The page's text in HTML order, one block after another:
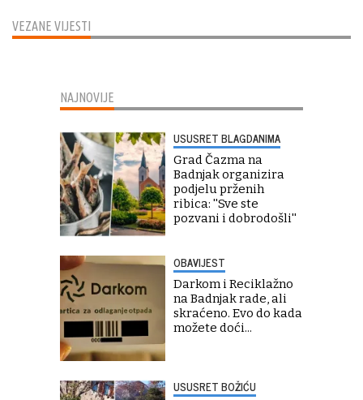
VEZANE VIJESTI
NAJNOVIJE
USUSRET BLAGDANIMA
Grad Čazma na
Badnjak organizira
podjelu prženih
ribica: ''Sve ste
pozvani i dobrodošli''
OBAVIJEST
Darkom i Reciklažno
na Badnjak rade, ali
skraćeno. Evo do kada
možete doći...
USUSRET BOŽIĆU